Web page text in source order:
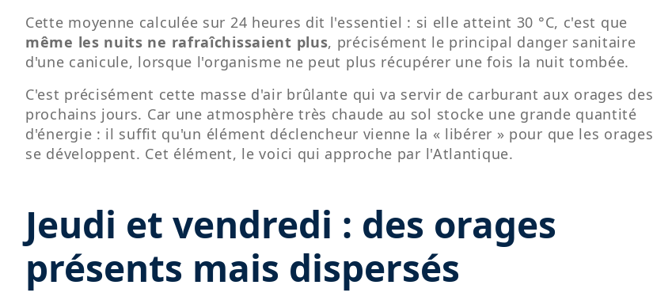
Cette moyenne calculée sur 24 heures dit l'essentiel : si elle atteint 30 °C, c'est que
même les nuits ne rafraîchissaient plus, précisément le principal danger sanitaire
d'une canicule, lorsque l'organisme ne peut plus récupérer une fois la nuit tombée.
C'est précisément cette masse d'air brûlante qui va servir de carburant aux orages des
prochains jours. Car une atmosphère très chaude au sol stocke une grande quantité
d'énergie : il suffit qu'un élément déclencheur vienne la « libérer » pour que les orages
se développent. Cet élément, le voici qui approche par l'Atlantique.
Jeudi et vendredi : des orages
présents mais dispersés